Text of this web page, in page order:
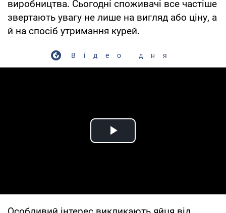
виробництва. Сьогодні споживачі все частіше
звертають увагу не лише на вигляд або ціну, а
й на спосіб утримання курей.
Відео дня
Play Video